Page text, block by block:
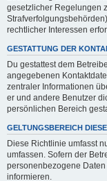
gesetzlicher Regelungen
rechtlicher Interessen
GESTATTUNG DER
Du gestattest dem
angegebenen
zentraler Informationen
er und andere Benutzer
persönlichen Bereich
GELTUNGSBEREICH
Diese Richtlinie umfasst
umfassen. Sofern der
personenbezogene
informieren.